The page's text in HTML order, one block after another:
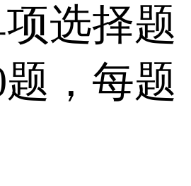
选择题
题，每题